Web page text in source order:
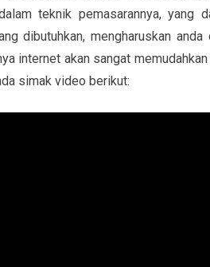
teknik pemasarannya, yang
dibutuhkan, mengharuskan
internet akan sangat
simak video berikut: